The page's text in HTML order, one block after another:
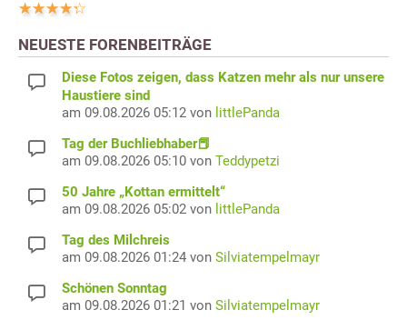
NEUESTE FORENBEITRÄGE
Diese Fotos zeigen, dass Katzen mehr als nur unsere
Haustiere sind
am 09.08.2026 05:12 von littlePanda
Tag der Buchliebhaber📕
am 09.08.2026 05:10 von Teddypetzi
50 Jahre „Kottan ermittelt“
am 09.08.2026 05:02 von littlePanda
Tag des Milchreis
am 09.08.2026 01:24 von Silviatempelmayr
Schönen Sonntag
am 09.08.2026 01:21 von Silviatempelmayr